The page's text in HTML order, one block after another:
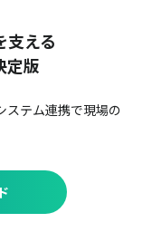
支える
定版
ステム連携で現場の